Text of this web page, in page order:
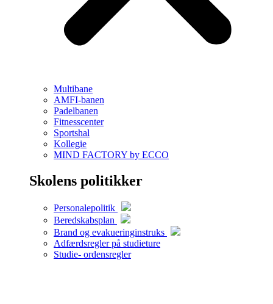
Multibane
AMFI-banen
Padelbanen
Fitnesscenter
Sportshal
Kollegie
MIND FACTORY by ECCO
Skolens politikker
Personalepolitik
Beredskabsplan
Brand og evakueringinstruks
Adfærdsregler på studieture
Studie- ordensregler